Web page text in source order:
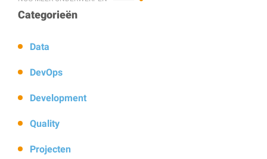
Categorieën
Data
DevOps
Development
Quality
Projecten